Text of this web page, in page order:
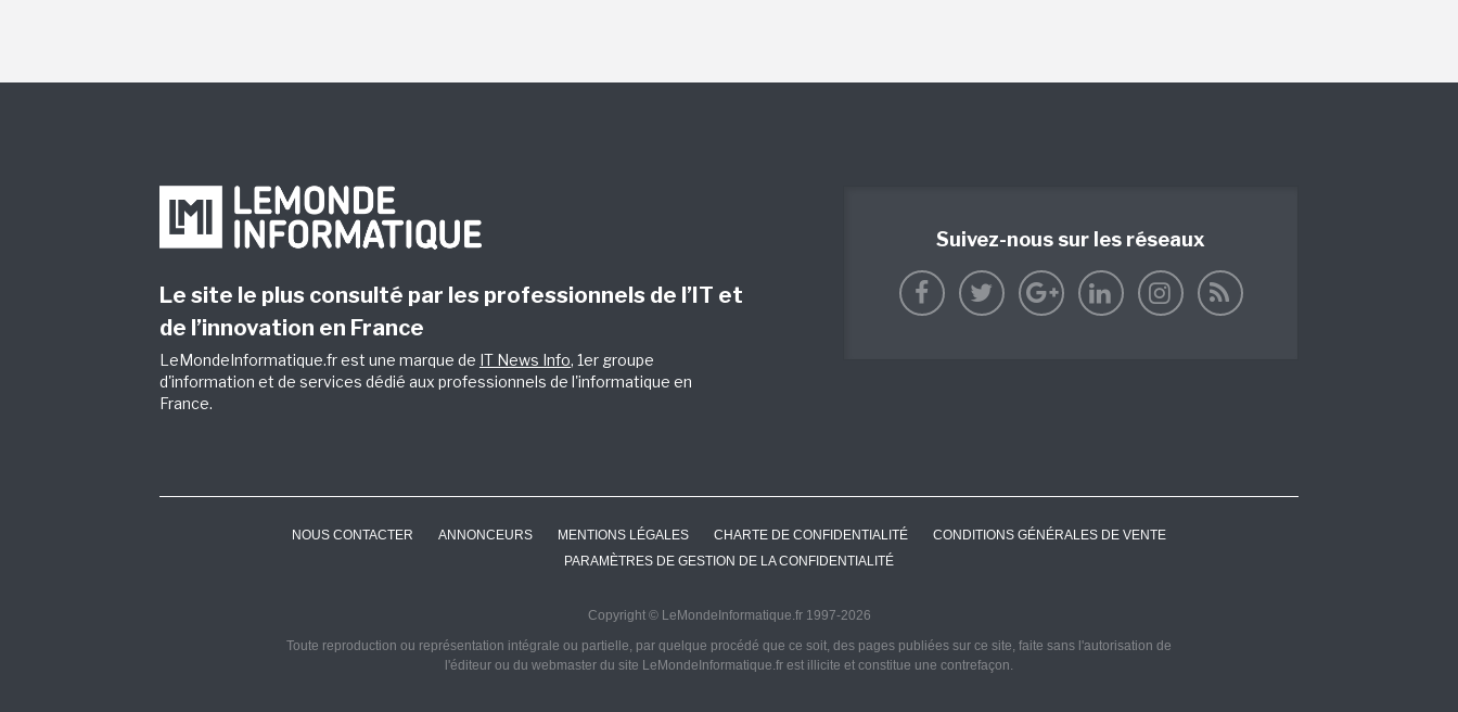
Le site le plus consulté par les professionnels de l’IT et
de l’innovation en France
LeMondeInformatique.fr est une marque de IT News Info, 1er groupe
d'information et de services dédié aux professionnels de l'informatique en
France.
Suivez-nous sur les réseaux
NOUS CONTACTER ANNONCEURS MENTIONS LÉGALES CHARTE DE CONFIDENTIALITÉ
CONDITIONS GÉNÉRALES DE VENTE
PARAMÈTRES DE GESTION DE LA CONFIDENTIALITÉ
Copyright © LeMondeInformatique.fr 1997-2026
Toute reproduction ou représentation intégrale ou partielle, par quelque procédé que ce soit, des pages publiées sur ce site, faite sans l'autorisation de
l'éditeur ou du webmaster du site LeMondeInformatique.fr est illicite et constitue une contrefaçon.